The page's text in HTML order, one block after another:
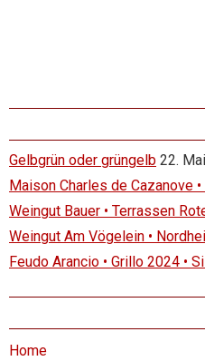
Gelbgrün oder grüngelb 22.
Maison Charles de Cazanove
Weingut Bauer • Terrassen
Weingut Am Vögelein •
Feudo Arancio • Grillo 2024 •
Home